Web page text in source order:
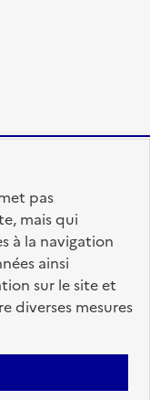
pas
mais qui
à la navigation
ainsi
sur le site et
diverses mesures